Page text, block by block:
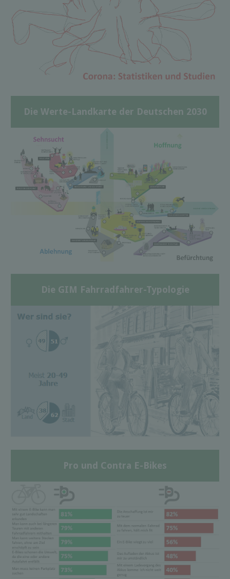
Die Werte-Landkarte der Deutschen 2030
Die GIM Fahrradfahrer-Typologie
Pro und Contra E-Bikes